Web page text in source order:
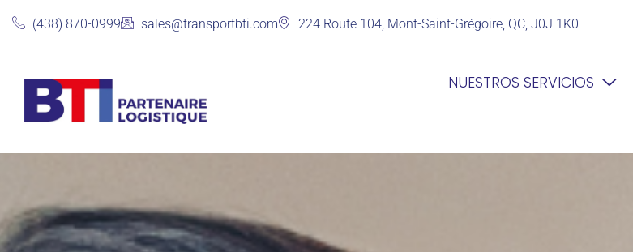
(438) 870-0999 sales@transportbti.com 224 Route 104, Mont-Saint-Grégoire, QC, J0J 1K0
NUESTROS SERVICIOS